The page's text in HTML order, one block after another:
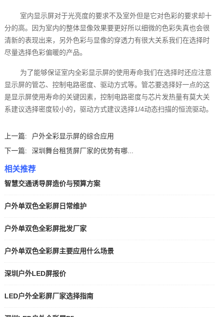
室内显示屏对于光亮度的要求不及室外但是它对色彩的要求却十
分的高。因为室内的整体显像效果要更好所以细微的色彩失真也会很
清新的表现出来，另外色彩与显像的穿透力有很大关系我们在选择时
尽量选择色彩偏暖的产品。
为了能够保证室内全彩显示屏‍的使用寿命我们在选择时还应注意
显示屏的管芯、控制电路密度、驱动方式等。管芯要选择好一点的这
是显示屏使用寿命的关键因素，控制电路密度与芯片发热量有莫大关
系建议选择密度较小的，驱动方式建议选择1/4动态扫描的恒流驱动。
上一篇:
户外全彩显示屏的综合应用
下一篇:
深圳舞台租赁屏厂家‍的优势有哪...
相关推荐
智慧交通诱导屏造价与预算方案
户外单双色全彩屏日常维护
户外单双色全彩屏批发厂家
户外单双色全彩屏主要应用什么场景
深圳户外LED屏报价
LED户外全彩屏厂家选择指南